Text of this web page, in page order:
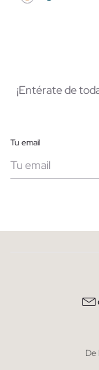
¡Entérate de
Tu email
He leído y
* Puedes